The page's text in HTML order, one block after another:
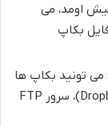
اومد، می
بکاپ
می تونید بکاپ ها
رو روی فضای ابری (مثل Dropbox، Google Drive)، سرور FTP